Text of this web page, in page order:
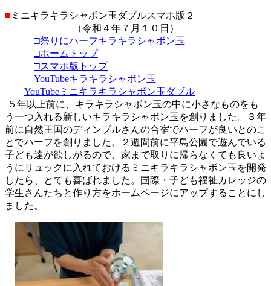
■ ミニキラキラシャボン玉ダブルスマホ版２
（令和４年７月１０日）
□祭りにハーフキラキラシャボン玉
□ホームトップ
□スマホ版トップ
YouTubeキラキラシャボン玉
YouTubeミニキラキラシャボン玉ダブル
５年以上前に、キラキラシャボン玉の中に小さなものをも
う一つ入れる新しいキラキラシャボン玉を創りました。３年
前に自然王国のディンプルさんの合宿でハーフが良いとのこ
とでハーフを創りました。２週間前に平島公園で遊んでいる
子ども達が欲しがるので、家まで取りに帰らなくても良いよ
うにリュックに入れておけるミニキラキラシャボン玉を開発
したら、とても喜ばれました。国際・子ども福祉カレッジの
学生さんたちと作り方をホームページにアップすることにし
ました。